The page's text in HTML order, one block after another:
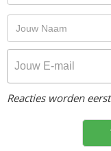
Reacties worden